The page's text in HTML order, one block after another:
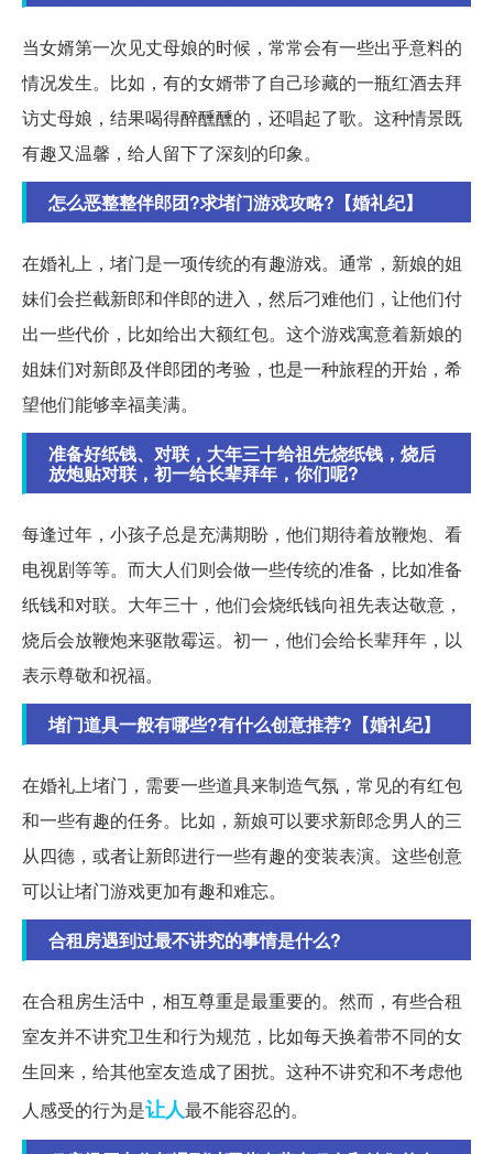
当女婿第一次见丈母娘的时候，常常会有一些出乎意料的
情况发生。比如，有的女婿带了自己珍藏的一瓶红酒去拜
访丈母娘，结果喝得醉醺醺的，还唱起了歌。这种情景既
有趣又温馨，给人留下了深刻的印象。
怎么恶整整伴郎团?求堵门游戏攻略?【婚礼纪】
在婚礼上，堵门是一项传统的有趣游戏。通常，新娘的姐
妹们会拦截新郎和伴郎的进入，然后刁难他们，让他们付
出一些代价，比如给出大额红包。这个游戏寓意着新娘的
姐妹们对新郎及伴郎团的考验，也是一种旅程的开始，希
望他们能够幸福美满。
准备好纸钱、对联，大年三十给祖先烧纸钱，烧后
放炮贴对联，初一给长辈拜年，你们呢?
每逢过年，小孩子总是充满期盼，他们期待着放鞭炮、看
电视剧等等。而大人们则会做一些传统的准备，比如准备
纸钱和对联。大年三十，他们会烧纸钱向祖先表达敬意，
烧后会放鞭炮来驱散霉运。初一，他们会给长辈拜年，以
表示尊敬和祝福。
堵门道具一般有哪些?有什么创意推荐?【婚礼纪】
在婚礼上堵门，需要一些道具来制造气氛，常见的有红包
和一些有趣的任务。比如，新娘可以要求新郎念男人的三
从四德，或者让新郎进行一些有趣的变装表演。这些创意
可以让堵门游戏更加有趣和难忘。
合租房遇到过最不讲究的事情是什么?
在合租房生活中，相互尊重是最重要的。然而，有些合租
室友并不讲究卫生和行为规范，比如每天换着带不同的女
生回来，给其他室友造成了困扰。这种不讲究和不考虑他
人感受的行为是让人最不能容忍的。